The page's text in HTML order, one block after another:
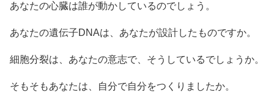
あなたの心臓は誰が動かしているのでしょう。
あなたの遺伝子DNAは、あなたが設計したものですか。
細胞分裂は、あなたの意志で、そうしているでしょうか。
そもそもあなたは、自分で自分をつくりましたか。